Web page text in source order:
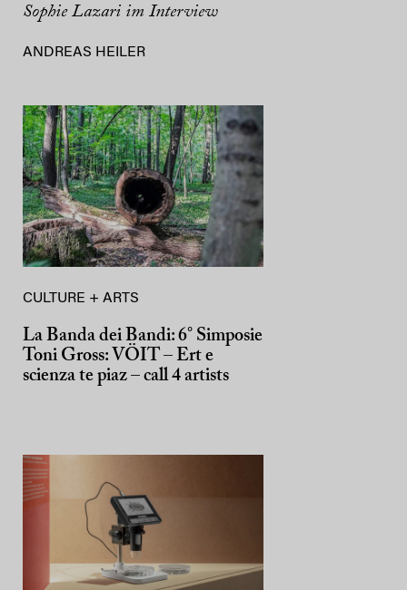
Sophie Lazari im Interview
ANDREAS HEILER
CULTURE + ARTS
La Banda dei Bandi: 6° Simposie
Toni Gross: VÖIT – Ert e
scienza te piaz – call 4 artists